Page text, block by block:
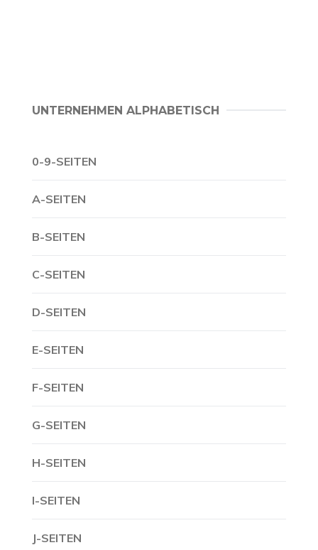
UNTERNEHMEN ALPHABETISCH
0-9-SEITEN
A-SEITEN
B-SEITEN
C-SEITEN
D-SEITEN
E-SEITEN
F-SEITEN
G-SEITEN
H-SEITEN
I-SEITEN
J-SEITEN